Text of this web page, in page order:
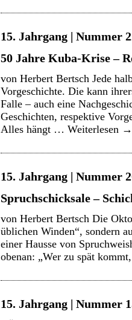
15. Jahrgang | Nummer
50 Jahre Kuba-Krise –
von Herbert Bertsch Jede
Vorgeschichte. Die kann
Falle – auch eine
Geschichten, respektive
Alles hängt … Weiterlesen →
15. Jahrgang | Nummer
Spruchschicksale –
von Herbert Bertsch Die
üblichen Winden“, sondern
einer Hausse von
obenan: „Wer zu spät
15. Jahrgang | Nummer